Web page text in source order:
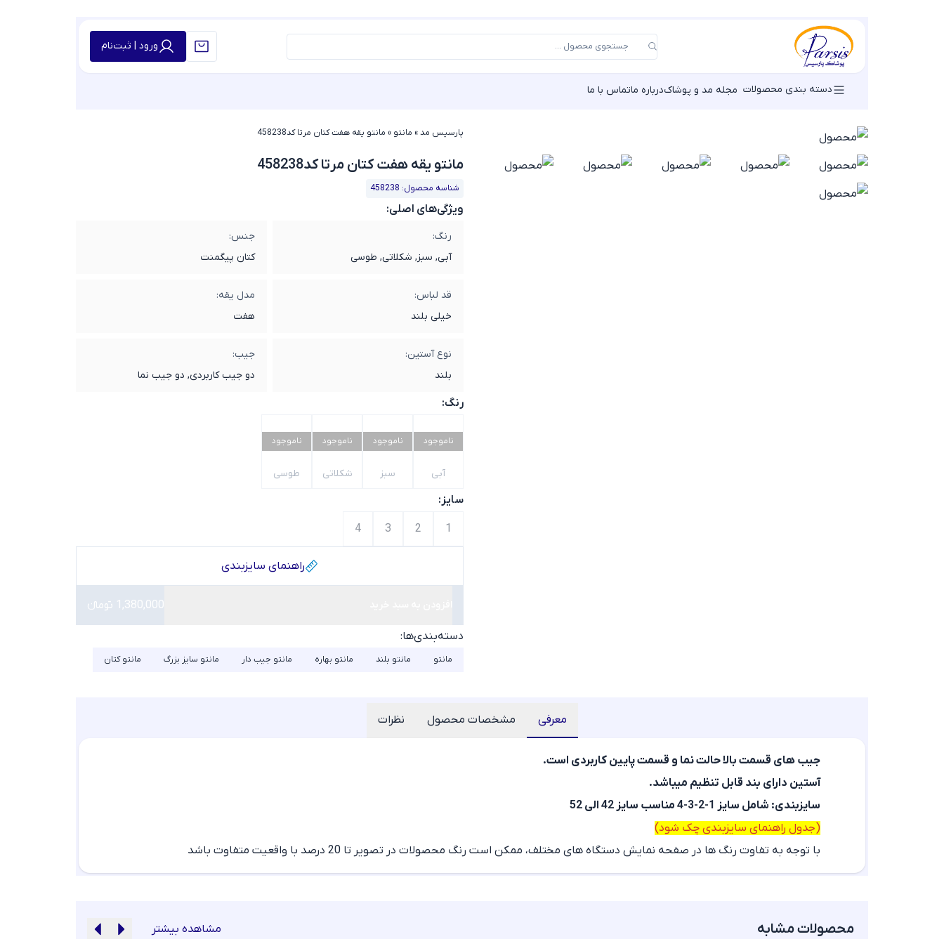
ورود | ثبت‌نام
دسته بندی محصولات مجله مد و پوشاکدرباره ماتماس با ما
پارسیس مد» مانتو » مانتو یقه هفت کتان مرتا کد458238
مانتو یقه هفت کتان مرتا کد458238
شناسه محصول: 458238
ویژگی‌های اصلی:
رنگ:
آبی, سبز, شکلاتی, طوسی
جنس:
کتان پیگمنت
قد لباس:
خیلی بلند
مدل یقه:
هفت
نوع آستین:
بلند
جیب:
دو جیب کاربردی, دو جیب نما
رنگ:
ناموجود
آبی
ناموجود
سبز
ناموجود
شکلاتی
ناموجود
طوسی
سایز:
1
2
3
4
راهنمای سایز‌بندی
1,380,000 تومانء
دسته‌بندی‌ها:
مانتو مانتو بلند مانتو بهاره مانتو جیب دار مانتو سایز بزرگ مانتو کتان
معرفی مشخصات محصول نظرات
جیب های قسمت بالا حالت نما و قسمت پایین کاربردی است.
آستین دارای بند قابل تنظیم میباشد.
سایزبندی: شامل سایز 1-2-3-4 مناسب سایز 42 الی 52
(جدول راهنمای سایزبندی چک شود)
با توجه به تفاوت رنگ ها در صفحه نمایش دستگاه های مختلف، ممکن است رنگ محصولات در تصویر تا 20 درصد با واقعیت متفاوت باشد
محصولات مشابه مشاهده بیشتر